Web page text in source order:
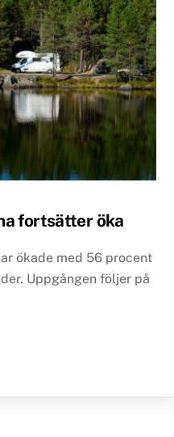
fortsätter öka
ökade med 56 procent
Uppgången följer på